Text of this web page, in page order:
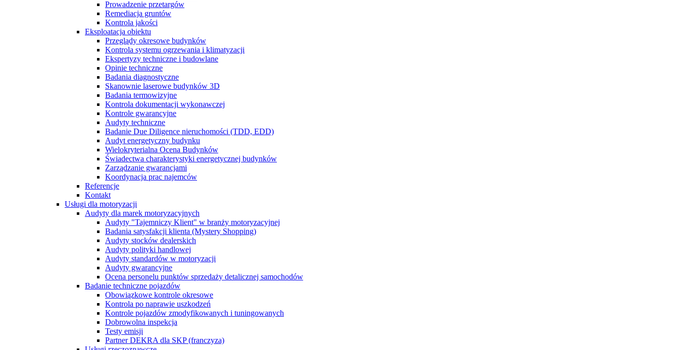
Prowadzenie przetargów
Remediacja gruntów
Kontrola jakości
Eksploatacja obiektu
Przeglądy okresowe budynków
Kontrola systemu ogrzewania i klimatyzacji
Ekspertyzy techniczne i budowlane
Opinie techniczne
Badania diagnostyczne
Skanownie laserowe budynków 3D
Badania termowizyjne
Kontrola dokumentacji wykonawczej
Kontrole gwarancyjne
Audyty techniczne
Badanie Due Diligence nieruchomości (TDD, EDD)
Audyt energetyczny budynku
Wielokryterialna Ocena Budynków
Świadectwa charakterystyki energetycznej budynków
Zarządzanie gwarancjami
Koordynacja prac najemców
Referencje
Kontakt
Usługi dla motoryzacji
Audyty dla marek motoryzacyjnych
Audyty "Tajemniczy Klient" w branży motoryzacyjnej
Badania satysfakcji klienta (Mystery Shopping)
Audyty stocków dealerskich
Audyty polityki handlowej
Audyty standardów w motoryzacji
Audyty gwarancyjne
Ocena personelu punktów sprzedaży detalicznej samochodów
Badanie techniczne pojazdów
Obowiązkowe kontrole okresowe
Kontrola po naprawie uszkodzeń
Kontrole pojazdów zmodyfikowanych i tuningowanych
Dobrowolna inspekcja
Testy emisji
Partner DEKRA dla SKP (franczyza)